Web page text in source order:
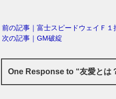
前の記事｜富士スピードウェイＦ１
次の記事｜GM破綻
One Response to “友愛とは